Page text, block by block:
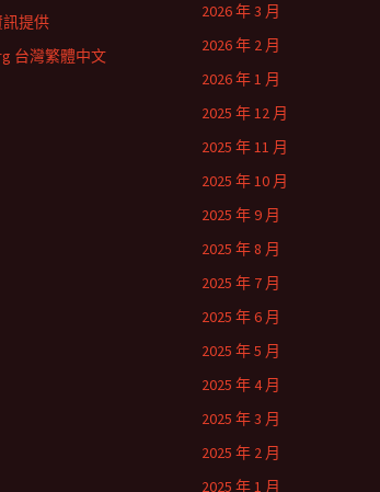
2026 年 3 月
2026 年 2 月
2026 年 1 月
2025 年 12 月
2025 年 11 月
2025 年 10 月
2025 年 9 月
2025 年 8 月
2025 年 7 月
2025 年 6 月
2025 年 5 月
2025 年 4 月
2025 年 3 月
2025 年 2 月
2025 年 1 月
提供
台灣繁體中文